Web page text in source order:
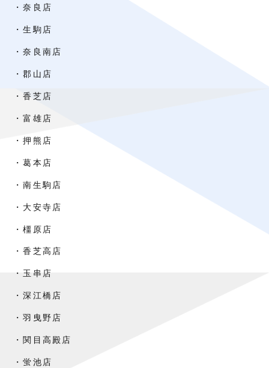
・奈良店
・生駒店
・奈良南店
・郡山店
・香芝店
・富雄店
・押熊店
・葛本店
・南生駒店
・大安寺店
・橿原店
・香芝高店
・玉串店
・深江橋店
・羽曳野店
・関目高殿店
・蛍池店